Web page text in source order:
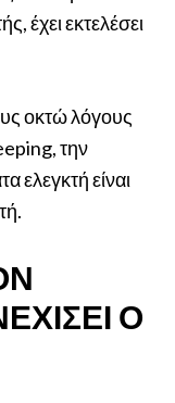
έχει εκτελέσει
οκτώ λόγους
την
ελεγκτή είναι
Ο